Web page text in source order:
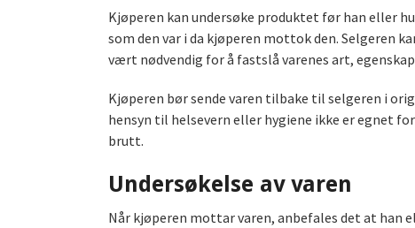
Kjøperen kan undersøke produktet før han eller
som den var i da kjøperen mottok den. Selgeren
vært nødvendig for å fastslå varenes art,
Kjøperen bør sende varen tilbake til selgeren i
hensyn til helsevern eller hygiene ikke er egnet
brutt.
Undersøkelse av varen
Når kjøperen mottar varen, anbefales det at han